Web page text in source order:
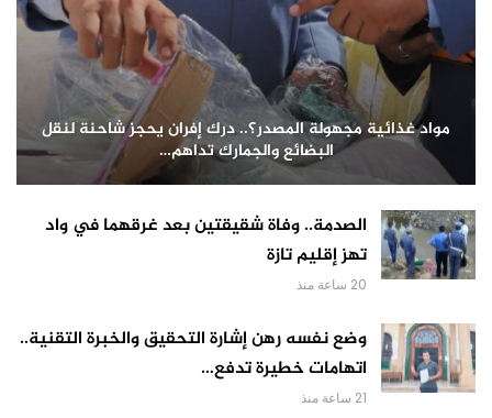
مواد غذائية مجهولة المصدر؟.. درك إفران يحجز شاحنة لنقل
البضائع والجمارك تداهم…
الصدمة.. وفاة شقيقتين بعد غرقهما في واد
تهز إقليم تازة
20 ساعة منذ
وضع نفسه رهن إشارة التحقيق والخبرة التقنية..
اتهامات خطيرة تدفع…
21 ساعة منذ